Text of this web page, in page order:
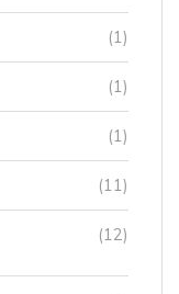
(1)
(1)
(1)
(11)
(12)
(6)